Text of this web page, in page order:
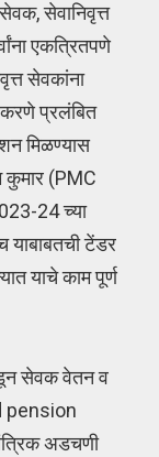
सेवानिवृत्त
एकत्रितपणे
सेवकांना
प्रलंबित
मिळण्यास
कुमार (PMC
24 च्या
टेंडर
याचे काम पूर्ण
सेवक वेतन व
pension
अडचणी